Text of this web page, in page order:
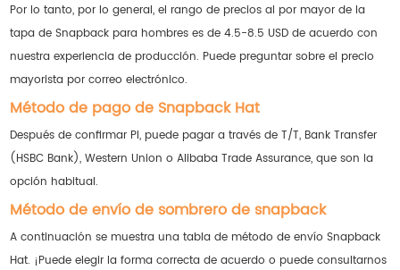
Por lo tanto, por lo general, el rango de precios al por mayor de la
tapa de Snapback para hombres es de 4.5-8.5 USD de acuerdo con
nuestra experiencia de producción. Puede preguntar sobre el precio
mayorista por correo electrónico.
Método de pago de Snapback Hat
Después de confirmar PI, puede pagar a través de T/T, Bank Transfer
(HSBC Bank), Western Union o Alibaba Trade Assurance, que son la
opción habitual.
Método de envío de sombrero de snapback
A continuación se muestra una tabla de método de envío Snapback
Hat. ¡Puede elegir la forma correcta de acuerdo o puede consultarnos